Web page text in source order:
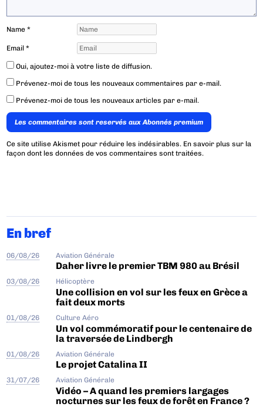
Name*
Email*
Oui, ajoutez-moi à votre liste de diffusion.
Prévenez-moi de tous les nouveaux commentaires par e-mail.
Prévenez-moi de tous les nouveaux articles par e-mail.
Les commentaires sont reservés aux Abonnés premium
Ce site utilise Akismet pour réduire les indésirables. En savoir plus sur la
façon dont les données de vos commentaires sont traitées.
En bref
06/08/26 Aviation Générale
Daher livre le premier TBM 980 au Brésil
03/08/26 Hélicoptère
Une collision en vol sur les feux en Grèce a
fait deux morts
01/08/26 Culture Aéro
Un vol commémoratif pour le centenaire de
la traversée de Lindbergh
01/08/26 Aviation Générale
Le projet Catalina II
31/07/26 Aviation Générale
Vidéo – A quand les premiers largages
nocturnes sur les feux de forêt en France ?